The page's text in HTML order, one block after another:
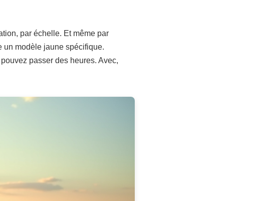
par échelle. Et même par
un modèle jaune spécifique.
passer des heures. Avec,